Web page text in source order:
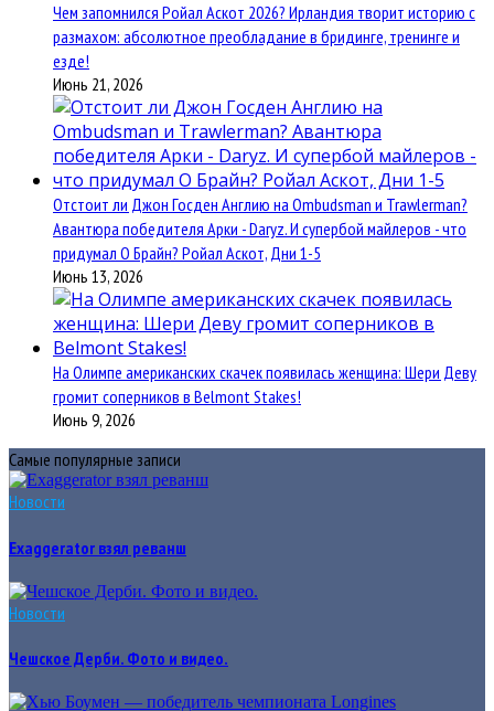
Чем запомнился Ройал Аскот 2026? Ирландия творит историю с
размахом: абсолютное преобладание в бридинге, тренинге и
езде!
Июнь 21, 2026
Отстоит ли Джон Госден Англию на Ombudsman и Trawlerman?
Авантюра победителя Арки - Daryz. И супербой майлеров - что
придумал О Брайн? Ройал Аскот, Дни 1-5
Июнь 13, 2026
На Олимпе американских скачек появилась женщина: Шери Деву
громит соперников в Belmont Stakes!
Июнь 9, 2026
Самые популярные записи
Новости
Exaggerator взял реванш
Новости
Чешское Дерби. Фото и видео.